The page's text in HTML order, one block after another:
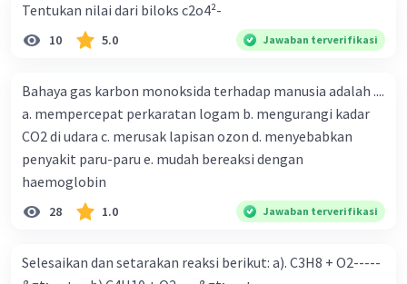
Tentukan nilai dari biloks c2o4²-
10 5.0 Jawaban terverifikasi
Bahaya gas karbon monoksida terhadap manusia adalah ....
a. mempercepat perkaratan logam b. mengurangi kadar
CO2 di udara c. merusak lapisan ozon d. menyebabkan
penyakit paru-paru e. mudah bereaksi dengan
haemoglobin
28 1.0 Jawaban terverifikasi
Selesaikan dan setarakan reaksi berikut: a). C3H8 + O2-----